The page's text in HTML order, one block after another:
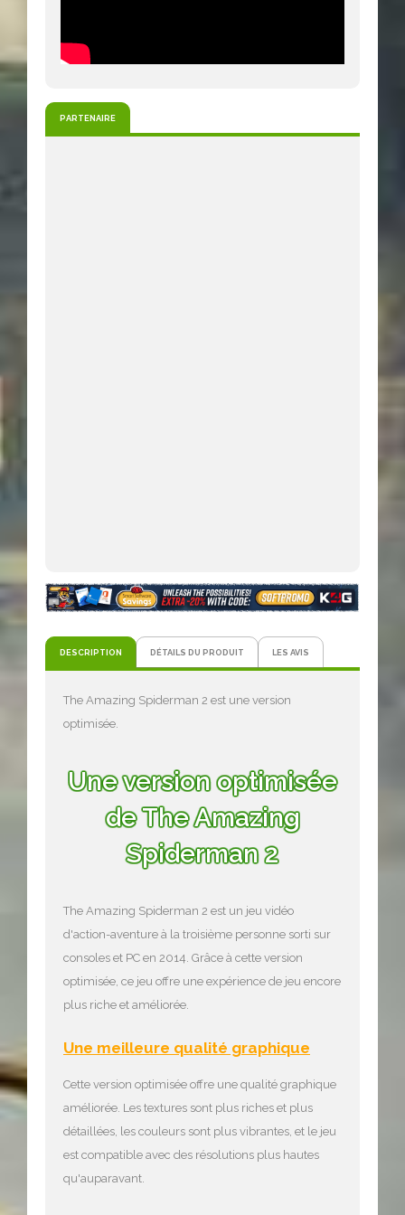
PARTENAIRE
DESCRIPTION DÉTAILS DU PRODUIT LES AVIS
The Amazing Spiderman 2 est une version
optimisée.
Une version optimisée
de The Amazing
Spiderman 2
The Amazing Spiderman 2 est un jeu vidéo
d'action-aventure à la troisième personne sorti sur
consoles et PC en 2014. Grâce à cette version
optimisée, ce jeu offre une expérience de jeu encore
plus riche et améliorée.
Une meilleure qualité graphique
Cette version optimisée offre une qualité graphique
améliorée. Les textures sont plus riches et plus
détaillées, les couleurs sont plus vibrantes, et le jeu
est compatible avec des résolutions plus hautes
qu'auparavant.